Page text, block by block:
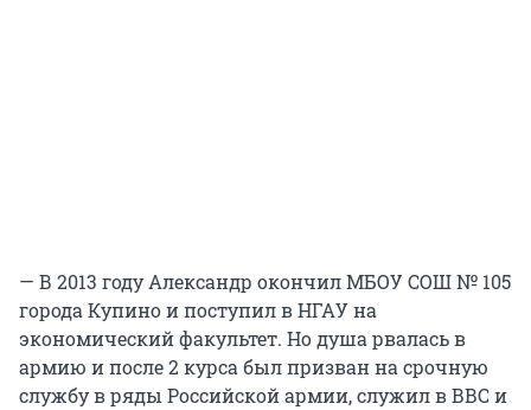
— В 2013 году Александр окончил МБОУ СОШ № 105
города Купино и поступил в НГАУ на
экономический факультет. Но душа рвалась в
армию и после 2 курса был призван на срочную
службу в ряды Российской армии, служил в ВВС и